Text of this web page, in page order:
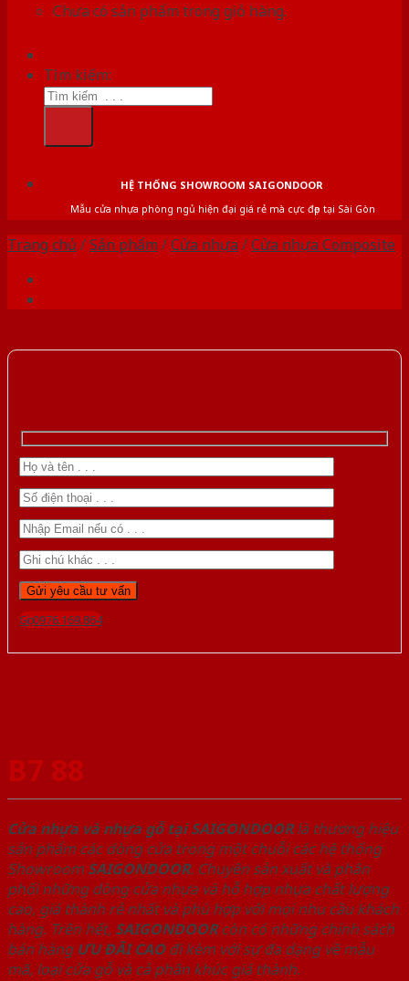
Chưa có sản phẩm trong giỏ hàng.
Tìm kiếm:
HỆ THỐNG SHOWROOM SAIGONDOOR
Mẫu cửa nhựa phòng ngủ hiện đại giá rẻ mà cực đẹp tại Sài Gòn
Trang chủ /Sản phẩm /Cửa nhựa /Cửa nhựa Composite
Gọi 0976.169.864
B7 88
Cửa nhựa và nhựa gỗ tại SAIGONDOORlà thương hiệu
sản phẩm các dòng cửa trong một chuỗi các hệ thống
Showroom SAIGONDOOR. Chuyên sản xuất và phân
phối những dòng cửa nhựa và hỗ hợp nhựa chất lượng
cao, giá thành rẻ nhất và phù hợp với mọi nhu cầu khách
hàng. Trên hết, SAIGONDOORcòn có những chính sách
bán hàng ƯU ĐÃI CAOđi kèm với sự đa dạng về mẫu
mã, loại cửa gỗ và cả phân khúc giá thành.